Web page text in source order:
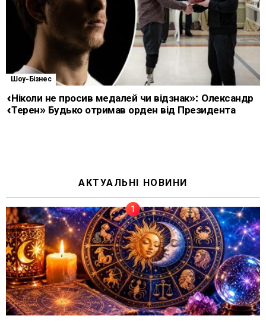
Шоу-Бізнес
«Ніколи не просив медалей чи відзнак»: Олександр
«Терен» Будько отримав орден від Президента
АКТУАЛЬНІ НОВИНИ